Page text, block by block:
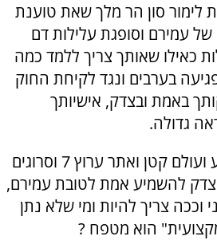
לימור סון הר מלך שאת טוענת
עמירם וסופגת עלילות דם
כאילו שאותך צריך ללמד כמה
בערבים ונגד לקיחת החוק
באמת ובצדק, אישיותך
גדולה.
תתגאו לכם עיתון בשבע ועולם קטן ואתר ערוץ 7 וסרוגים
להשמיע אמת לטובת עמירם,
וככה צריך להיות ומי שלא נתן
הוא מטפח ?